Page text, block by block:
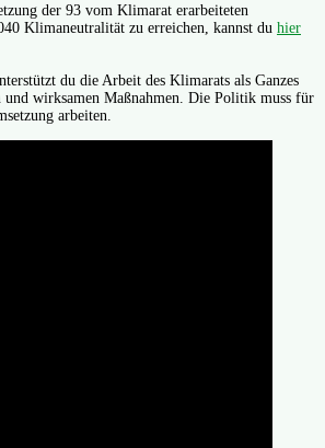
der 93 vom Klimarat erarbeiteten
Klimaneutralität zu erreichen, kannst du hier
du die Arbeit des Klimarats als Ganzes
und wirksamen Maßnahmen. Die Politik muss für
arbeiten.